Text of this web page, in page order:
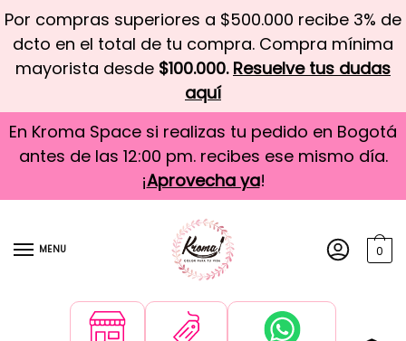
Por compras superiores a $500.000 recibe 3% de
dcto en el total de tu compra. Compra mínima
mayorista desde $100.000. Resuelve tus dudas
aquí
En Kroma Space si realizas tu pedido en Bogotá
antes de las 12:00 pm. recibes ese mismo día.
¡Aprovecha ya!
MENU 0